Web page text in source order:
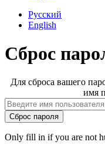
Русский
English
Сброс
Для сброса вашего
имя
Only fill in if you are not